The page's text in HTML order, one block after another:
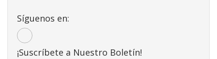
Síguenos en:
¡Suscríbete a Nuestro Boletín!